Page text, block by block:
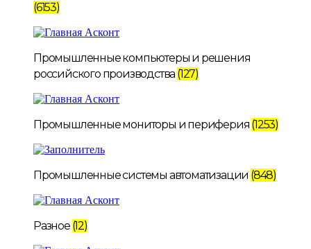
(6153)
Промышленные компьютеры и решения
российского производства (127)
Промышленные мониторы и периферия (1253)
Промышленные системы автоматизации (848)
Разное (12)